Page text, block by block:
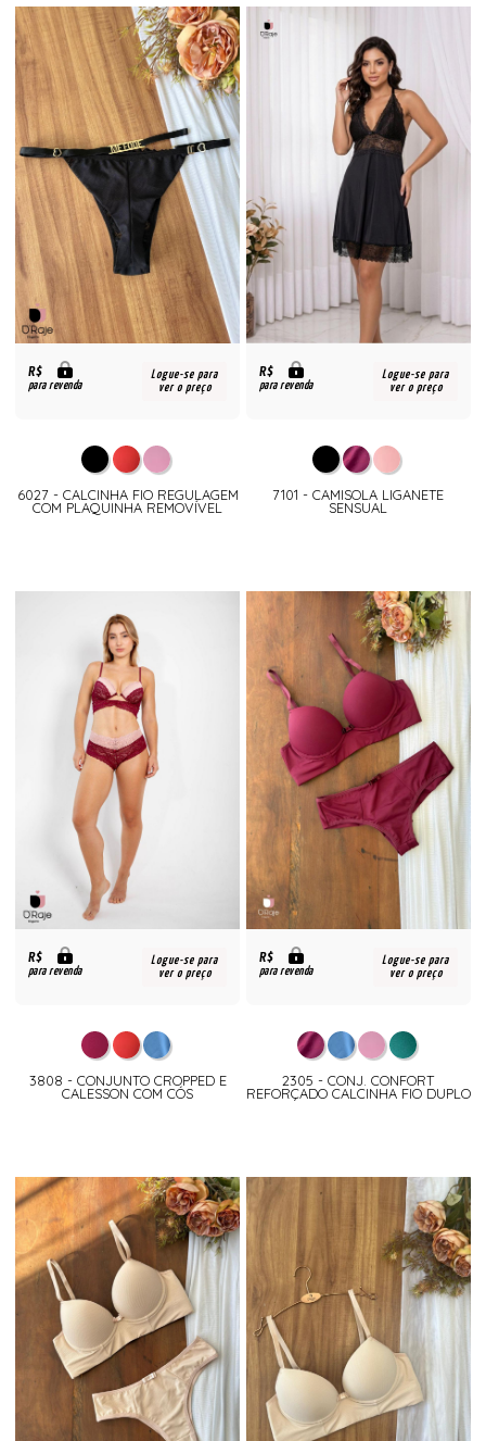
R$
para revenda
Logue-se para
ver o preço
6027 - CALCINHA FIO REGULAGEM
COM PLAQUINHA REMOVÍVEL
R$
para revenda
Logue-se para
ver o preço
7101 - CAMISOLA LIGANETE
SENSUAL
R$
para revenda
Logue-se para
ver o preço
3808 - CONJUNTO CROPPED E
CALESSON COM CÓS
R$
para revenda
Logue-se para
ver o preço
2305 - CONJ. CONFORT
REFORÇADO CALCINHA FIO DUPLO